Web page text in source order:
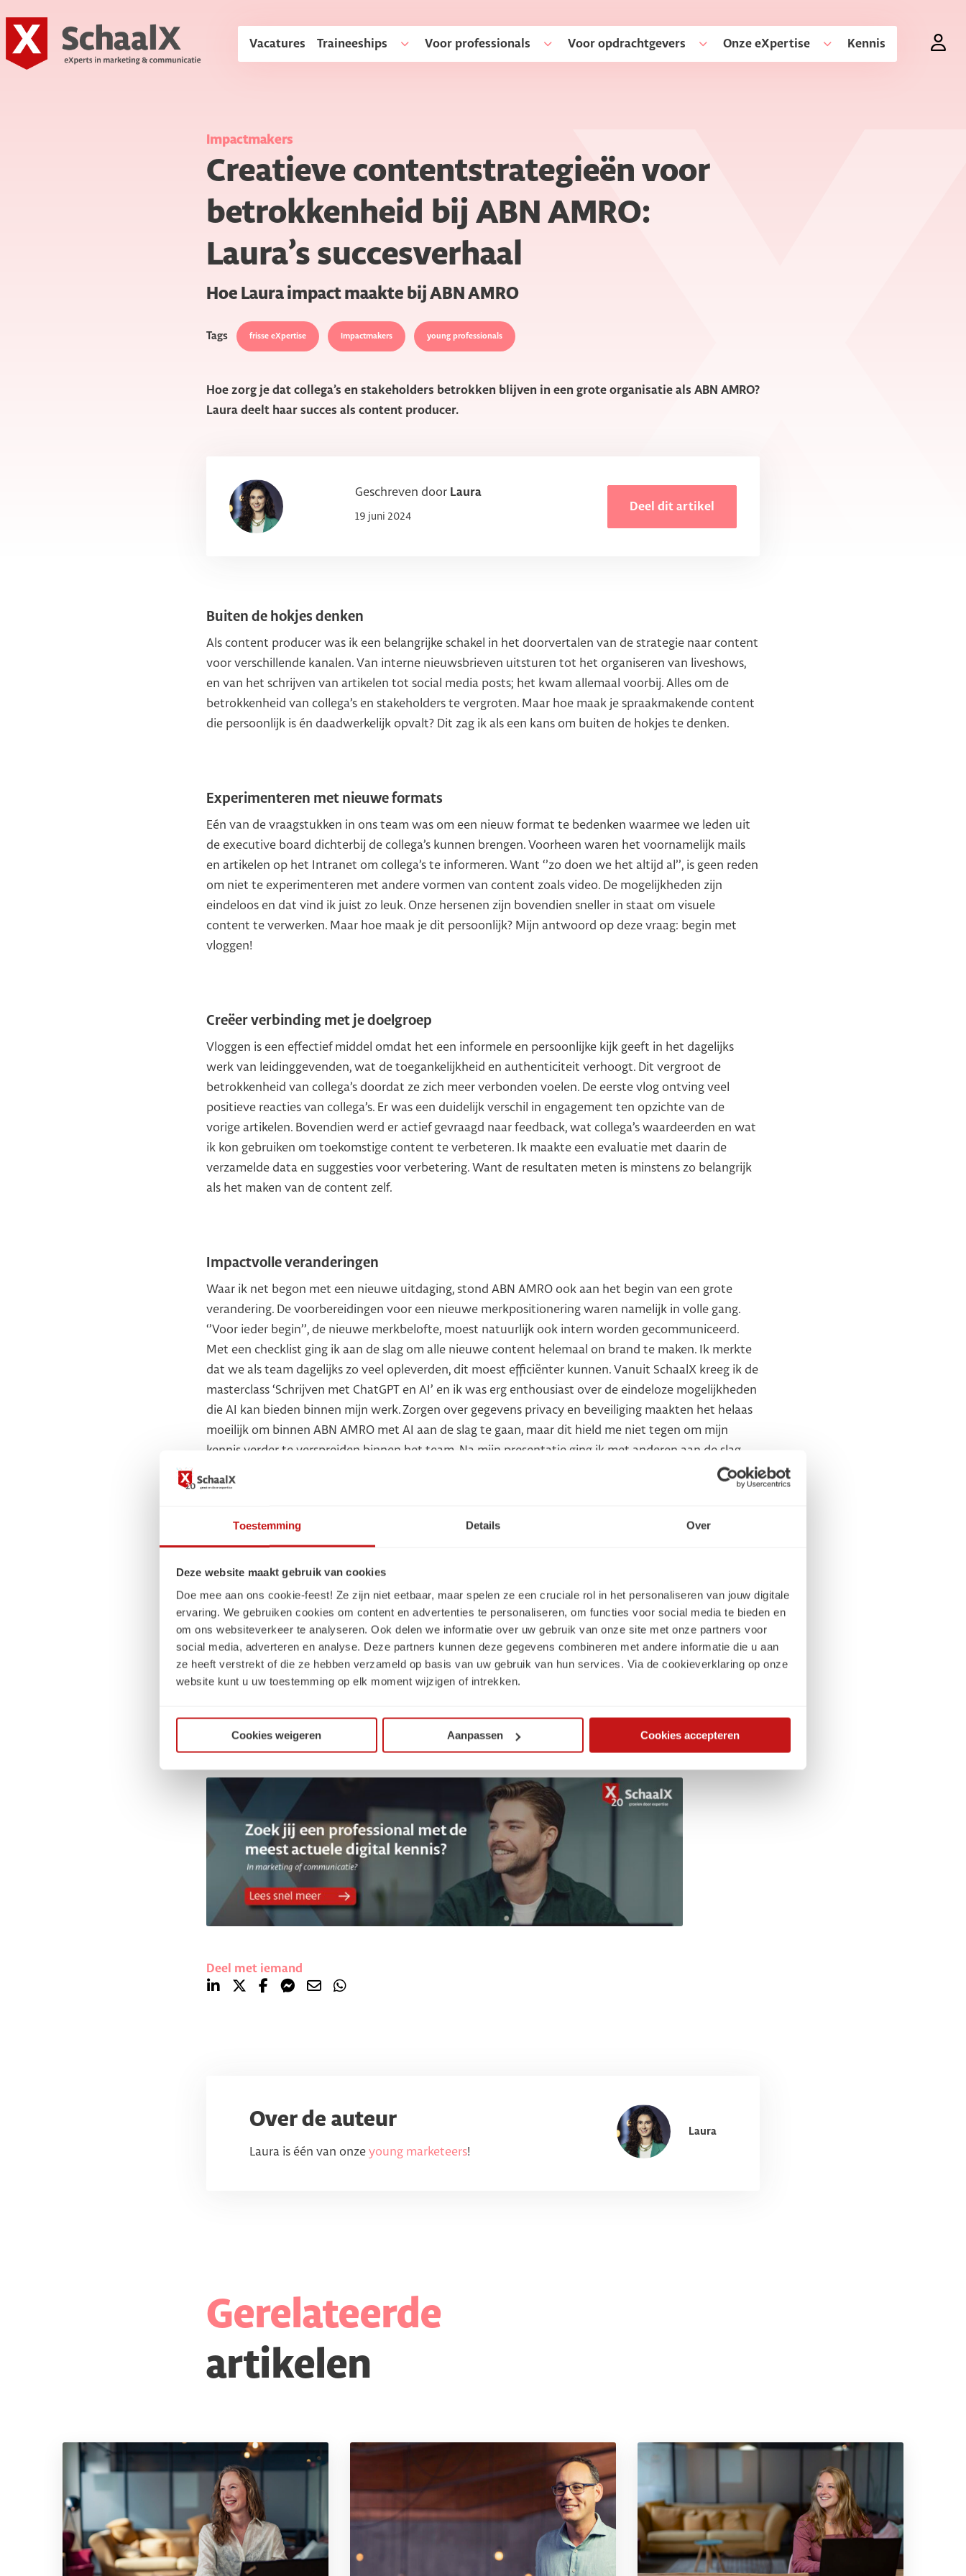
Toestemming Details Over
Deze website maakt gebruik van cookies
Doe mee aan ons cookie-feest! Ze zijn niet eetbaar, maar spelen ze een cruciale rol in het personaliseren van jouw digitale
ervaring. We gebruiken cookies om content en advertenties te personaliseren, om functies voor social media te bieden en
om ons websiteverkeer te analyseren. Ook delen we informatie over uw gebruik van onze site met onze partners voor
social media, adverteren en analyse. Deze partners kunnen deze gegevens combineren met andere informatie die u aan
ze heeft verstrekt of die ze hebben verzameld op basis van uw gebruik van hun services. Via de cookieverklaring op onze
website kunt u uw toestemming op elk moment wijzigen of intrekken.
Cookies weigeren Aanpassen Cookies accepteren
SchaalX
Vacatures Traineeships Voor professionals Voor opdrachtgevers Onze eXpertise Kennis
Impactmakers
Creatieve contentstrategieën voor
betrokkenheid bij ABN AMRO:
Laura’s succesverhaal
Hoe Laura impact maakte bij ABN AMRO
Tags frisse eXpertise Impactmakers young professionals
Hoe zorg je dat collega’s en stakeholders betrokken blijven in een grote organisatie als ABN AMRO?
Laura deelt haar succes als content producer.
Geschreven door Laura
19 juni 2024
Deel dit artikel
Buiten de hokjes denken
Als content producer was ik een belangrijke schakel in het doorvertalen van de strategie naar content
voor verschillende kanalen. Van interne nieuwsbrieven uitsturen tot het organiseren van liveshows,
en van het schrijven van artikelen tot social media posts; het kwam allemaal voorbij. Alles om de
betrokkenheid van collega’s en stakeholders te vergroten. Maar hoe maak je spraakmakende content
die persoonlijk is én daadwerkelijk opvalt? Dit zag ik als een kans om buiten de hokjes te denken.
Experimenteren met nieuwe formats
Eén van de vraagstukken in ons team was om een nieuw format te bedenken waarmee we leden uit
de executive board dichterbij de collega’s kunnen brengen. Voorheen waren het voornamelijk mails
en artikelen op het Intranet om collega’s te informeren. Want ‘’zo doen we het altijd al’’, is geen reden
om niet te experimenteren met andere vormen van content zoals video. De mogelijkheden zijn
eindeloos en dat vind ik juist zo leuk. Onze hersenen zijn bovendien sneller in staat om visuele
content te verwerken. Maar hoe maak je dit persoonlijk? Mijn antwoord op deze vraag: begin met
vloggen!
Creëer verbinding met je doelgroep
Vloggen is een effectief middel omdat het een informele en persoonlijke kijk geeft in het dagelijks
werk van leidinggevenden, wat de toegankelijkheid en authenticiteit verhoogt. Dit vergroot de
betrokkenheid van collega’s doordat ze zich meer verbonden voelen. De eerste vlog ontving veel
positieve reacties van collega’s. Er was een duidelijk verschil in engagement ten opzichte van de
vorige artikelen. Bovendien werd er actief gevraagd naar feedback, wat collega’s waardeerden en wat
ik kon gebruiken om toekomstige content te verbeteren. Ik maakte een evaluatie met daarin de
verzamelde data en suggesties voor verbetering. Want de resultaten meten is minstens zo belangrijk
als het maken van de content zelf.
Impactvolle veranderingen
Waar ik net begon met een nieuwe uitdaging, stond ABN AMRO ook aan het begin van een grote
verandering. De voorbereidingen voor een nieuwe merkpositionering waren namelijk in volle gang.
‘’Voor ieder begin’’, de nieuwe merkbelofte, moest natuurlijk ook intern worden gecommuniceerd.
Met een checklist ging ik aan de slag om alle nieuwe content helemaal on brand te maken. Ik merkte
dat we als team dagelijks zo veel opleverden, dit moest efficiënter kunnen. Vanuit SchaalX kreeg ik de
masterclass ‘Schrijven met ChatGPT en AI’ en ik was erg enthousiast over de eindeloze mogelijkheden
die AI kan bieden binnen mijn werk. Zorgen over gegevens privacy en beveiliging maakten het helaas
moeilijk om binnen ABN AMRO met AI aan de slag te gaan, maar dit hield me niet tegen om mijn
kennis verder te verspreiden binnen het team. Na mijn presentatie ging ik met anderen aan de slag
om te kijken hoe we dit binnen de afdeling konden implementeren. Zo kwamen we op een bestaand
initiatief binnen de organisatie voor het bouwen van een interne AI-tool. De eerste stap om hiermee
gaf mij echt een positief gevoel en meer drive om door te blijven gaan.
‘’Wanneer kom je terug?’’
Dat schreef mijn leidinggevende op het kaartje bij mijn afscheid. Voor mij geen betere manier om mijn
eerste opdracht af te ronden. Door actuele vakkennis én creativiteit te combineren, heb ik als young
professional echt impact kunnen maken. De leergierige houding, nieuwsgierigheid en frisse
Deel met iemand
Over de auteur
Laura is één van onze young marketeers!
Laura
Gerelateerde
artikelen